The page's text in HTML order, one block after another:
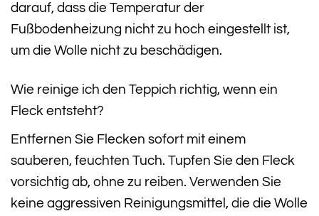
darauf, dass die Temperatur der
Fußbodenheizung nicht zu hoch eingestellt ist,
um die Wolle nicht zu beschädigen.
Wie reinige ich den Teppich richtig, wenn ein
Fleck entsteht?
Entfernen Sie Flecken sofort mit einem
sauberen, feuchten Tuch. Tupfen Sie den Fleck
vorsichtig ab, ohne zu reiben. Verwenden Sie
keine aggressiven Reinigungsmittel, die die Wolle